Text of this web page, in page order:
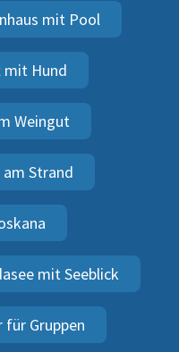
mit Pool
mit Hund
Weingut
Strand
mit Seeblick
für Gruppen